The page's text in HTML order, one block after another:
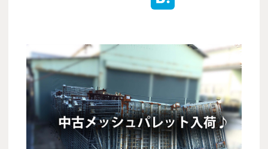
お取引の流れ
代理店募集
会社情報
お問い合わせ